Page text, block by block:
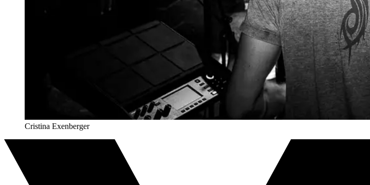
Cristina Exenberger